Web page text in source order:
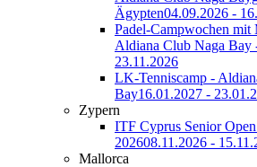
Ägypten04.09.2026 -
Padel-Campwochen mit
Aldiana Club Naga Bay
23.11.2026
LK-Tenniscamp -
Bay16.01.2027 -
Zypern
ITF Cyprus Senior
202608.11.2026 -
Mallorca